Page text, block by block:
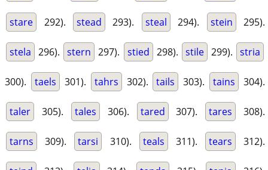
stare 292). stead 293). steal 294). stein 295).
stela 296). stern 297). stied 298). stile 299). stria
300). taels 301). tahrs 302). tails 303). tains 304).
taler 305). tales 306). tared 307). tares 308).
tarns 309). tarsi 310). teals 311). tears 312).